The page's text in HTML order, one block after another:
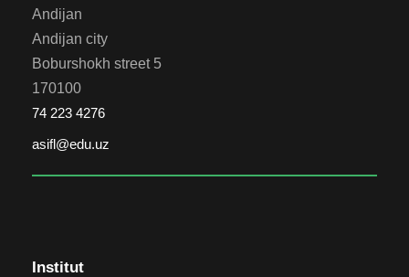
Andijan
Andijan city
Boburshokh street 5
170100
74 223 4276
asifl@edu.uz
Institut